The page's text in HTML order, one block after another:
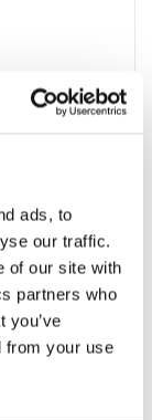
ads, to
our traffic.
of our site with
partners who
you’ve
from your use
varukorg
grön 104-110